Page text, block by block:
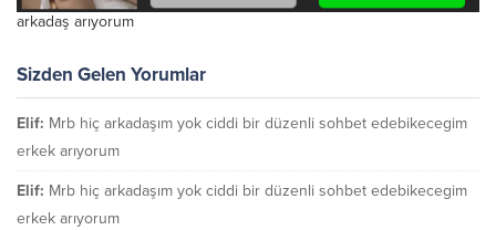
arkadaş arıyorum
Sizden Gelen Yorumlar
Elif: Mrb hiç arkadaşım yok ciddi bir düzenli sohbet edebikecegim
erkek arıyorum
Elif: Mrb hiç arkadaşım yok ciddi bir düzenli sohbet edebikecegim
erkek arıyorum